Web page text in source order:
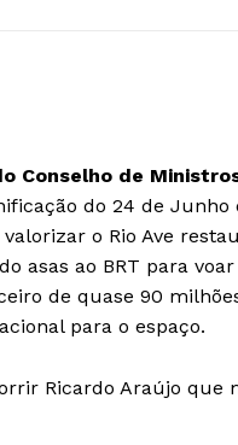
Conselho de
do 24 de
o Rio Ave
asas ao BRT para
de quase 90
para o espaço.
Ricardo Araújo que